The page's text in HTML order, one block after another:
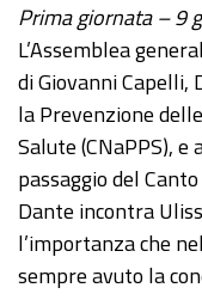
Prima giornata – 9
L’Assemblea
di Giovanni
la Prevenzione
Salute (CNaPPS),
passaggio del
Dante incontra
l’importanza che
sempre avuto la